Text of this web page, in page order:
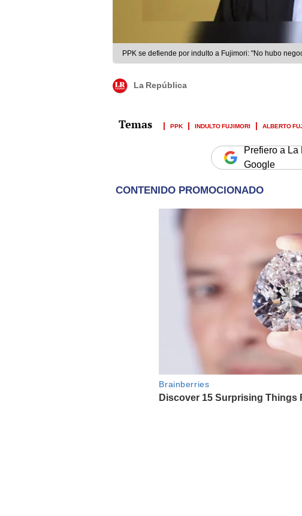
PPK se defiende por indulto a Fujimori: "No hubo
La República
PPK INDULTO FUJIMORI ALBERTO
Prefiero a
Google